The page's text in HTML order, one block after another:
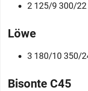
2 125/9 300/22
Löwe
3 180/10 350/
Bisonte C45